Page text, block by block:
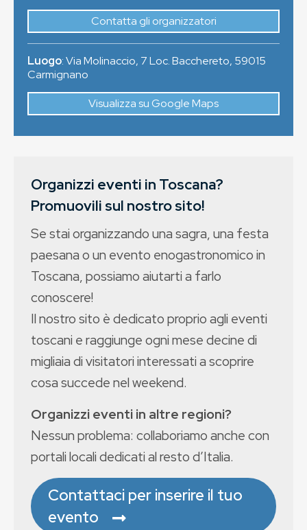
Contatta gli organizzatori
Luogo:Via Molinaccio, 7 Loc. Bacchereto, 59015
Carmignano
Visualizza su Google Maps
Organizzi eventi in Toscana?
Promuovili sul nostro sito!
Se stai organizzando una sagra, una festa
paesana o un evento enogastronomico in
Toscana, possiamo aiutarti a farlo
conoscere!
Il nostro sito è dedicato proprio agli eventi
toscani e raggiunge ogni mese decine di
migliaia di visitatori interessati a scoprire
cosa succede nel weekend.
Organizzi eventi in altre regioni?
Nessun problema: collaboriamo anche con
portali locali dedicati al resto d’Italia.
Contattaci per inserire il tuo
evento